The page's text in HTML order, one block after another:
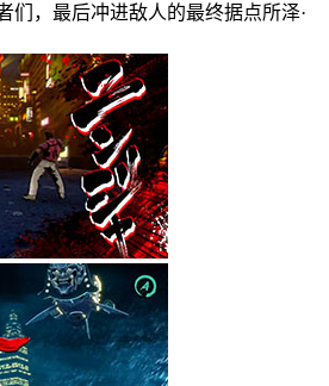
们，最后冲进敌人的最终据点所泽·